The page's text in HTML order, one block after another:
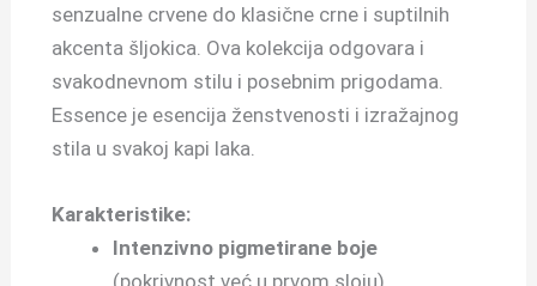
senzualne crvene do klasične crne i suptilnih
akcenta šljokica. Ova kolekcija odgovara i
svakodnevnom stilu i posebnim prigodama.
Essence je esencija ženstvenosti i izražajnog
stila u svakoj kapi laka.
Karakteristike:
Intenzivno pigmetirane boje